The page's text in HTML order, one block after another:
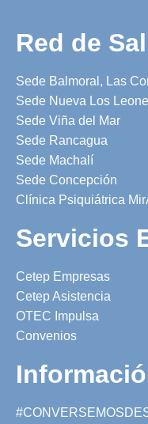
Red de
Sede Balmoral, Las
Sede Nueva Los
Sede Viña del Mar
Sede Rancagua
Sede Machalí
Sede Concepción
Clínica Psiquiátrica
Servicios
Cetep Empresas
Cetep Asistencia
OTEC Impulsa
Convenios